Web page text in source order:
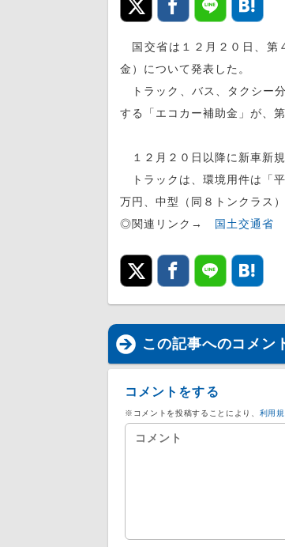
国交省は１２月２０日、第
金）について発表した。
トラック、バス、タクシー
する「エコカー補助金」が、
１２月２０日以降に新車新
トラックは、環境用件は「
万円、中型（同８トンクラス
◎関連リンク→ 国土交通省
この記事へのコメン
コメントをする
※コメントを投稿することにより、 利用